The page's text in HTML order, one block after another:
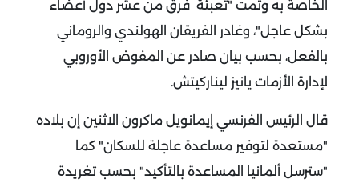
الخاصة به وتمت "تعبئة فرق من عشر دول أعضاء
بشكل عاجل"، وغادر الفريقان الهولندي والروماني
بالفعل، بحسب بيان صادر عن المفوض الأوروبي
لإدارة الأزمات يانيز ليناركيتش.
قال الرئيس الفرنسي إيمانويل ماكرون الاثنين إن بلاده
"مستعدة لتوفير مساعدة عاجلة للسكان" كما
"سترسل ألمانيا المساعدة بالتأكيد" بحسب تغريدة